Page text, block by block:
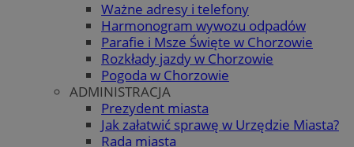
Ważne adresy i telefony
Harmonogram wywozu odpadów
Parafie i Msze Święte w Chorzowie
Rozkłady jazdy w Chorzowie
Pogoda w Chorzowie
ADMINISTRACJA
Prezydent miasta
Jak załatwić sprawę w Urzędzie Miasta?
Rada miasta